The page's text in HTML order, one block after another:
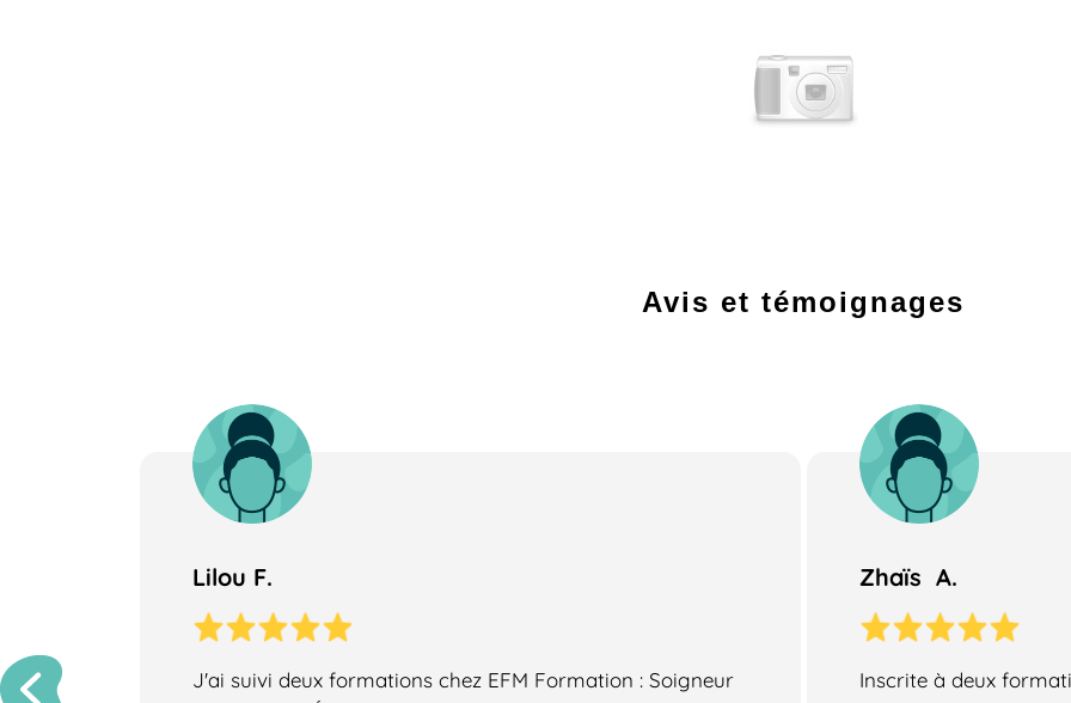
Avis et témoignages
Lilou F.
J'ai suivi deux formations chez EFM Formation : Soigneur
Zhaïs A.
Inscrite à deux